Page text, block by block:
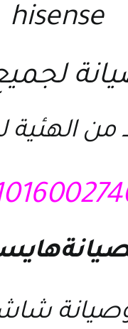
hisense
الهئية
صيانة